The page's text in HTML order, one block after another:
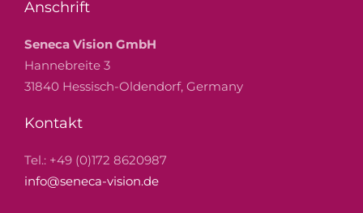
Anschrift
Seneca Vision GmbH
Hannebreite 3
31840 Hessisch-Oldendorf, Germany
Kontakt
Tel.: +49 (0)172 8620987
info@seneca-vision.de